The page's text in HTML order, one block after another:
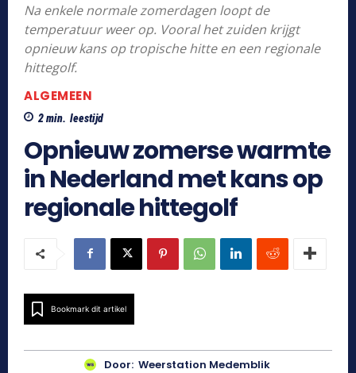
Na enkele normale zomerdagen loopt de
temperatuur weer op. Vooral het zuiden krijgt
opnieuw kans op tropische hitte en een regionale
hittegolf.
ALGEMEEN
2min. leestijd
Opnieuw zomerse warmte
in Nederland met kans op
regionale hittegolf
Bookmark dit artikel
Door: Weerstation Medemblik